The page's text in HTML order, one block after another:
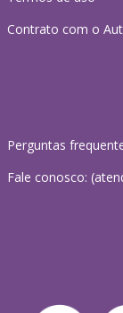
Contrato com o
Perguntas
Fale conosco: